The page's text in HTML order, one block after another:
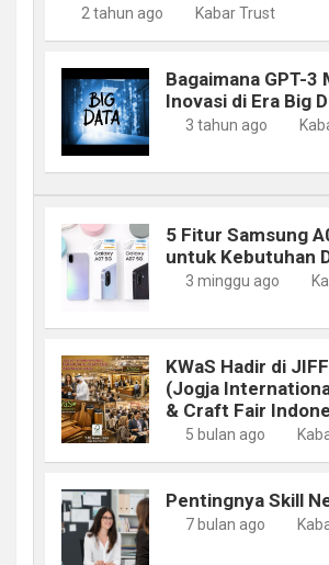
2 tahun ago Kabar Trust
Bagaimana GPT-3
Inovasi di Era Big
3 tahun ago
5 Fitur Samsung
untuk Kebutuhan
3 minggu ago
KWaS Hadir di
(Jogja
& Craft Fair
5 bulan ago
Pentingnya Skill
7 bulan ago